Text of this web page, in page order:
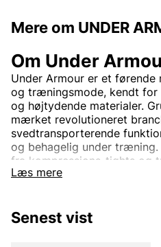
Mere om UNDER
Læs mere
Om Under
Under Armour er et
og træningsmode, kendt for
og højtydende materialer.
mærket revolutioneret
svedtransporterende
og behagelig under
fra kompressions-tights og
sportstrøjer og jakker,
Armour moderne teknologi
Senest vist